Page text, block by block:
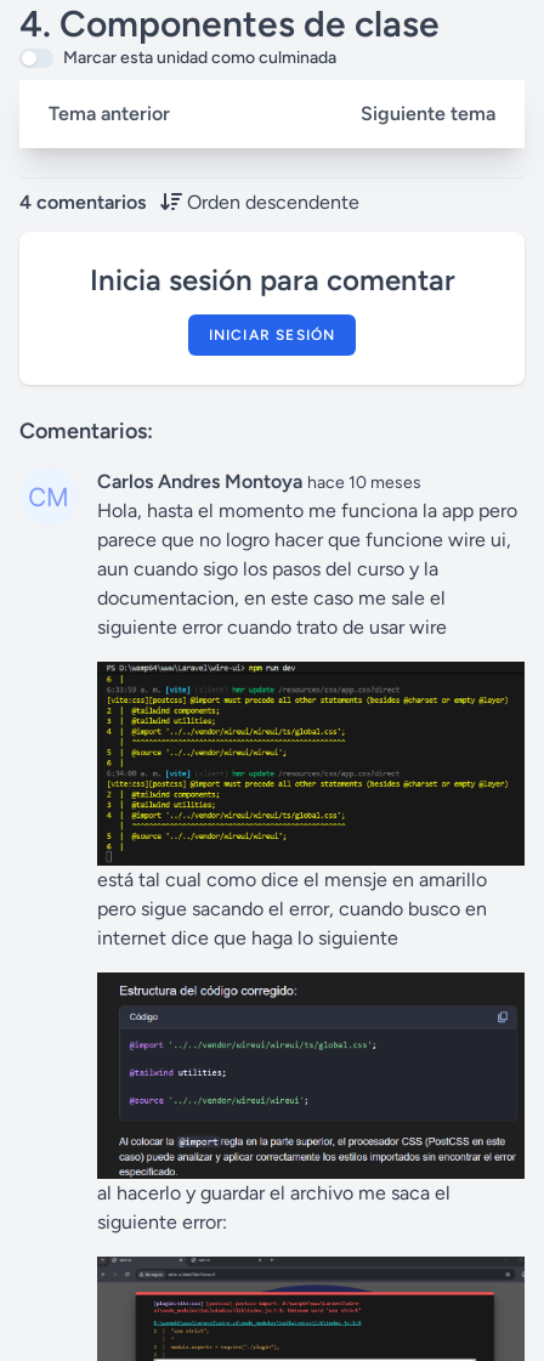
4. Componentes de clase
Marcar esta unidad como culminada
Tema anterior Siguiente tema
4 comentarios Orden descendente
Inicia sesión para comentar
INICIAR SESIÓN
Comentarios:
Carlos Andres Montoya hace 10 meses
Hola, hasta el momento me funciona la app pero
parece que no logro hacer que funcione wire ui,
aun cuando sigo los pasos del curso y la
documentacion, en este caso me sale el
siguiente error cuando trato de usar wire
está tal cual como dice el mensje en amarillo
pero sigue sacando el error, cuando busco en
internet dice que haga lo siguiente
al hacerlo y guardar el archivo me saca el
siguiente error: